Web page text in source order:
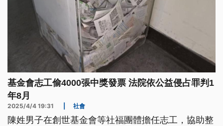
基金會志工偷4000張中獎發票 法院依公益侵占罪判1
年8月
2025/4/4 19:31 社會
陳姓男子在創世基金會等社福團體擔任志工，協助整